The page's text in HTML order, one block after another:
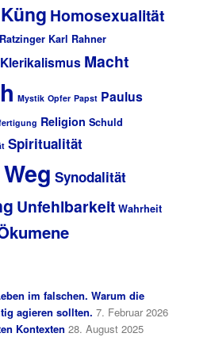
Homosexualität
Karl Rahner
Klerikalismus Macht
Mystik Opfer Papst Paulus
Religion Schuld
Spiritualität
Synodalität
Unfehlbarkeit Wahrheit
im falschen. Warum die
agieren sollten. 7. Februar 2026
Kontexten 28. August 2025